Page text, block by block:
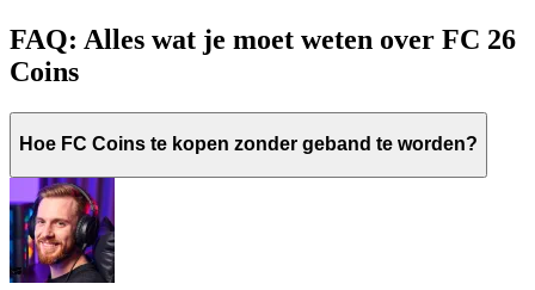
FAQ: Alles wat je moet weten over FC 26
Coins
Hoe FC Coins te kopen zonder geband te worden?